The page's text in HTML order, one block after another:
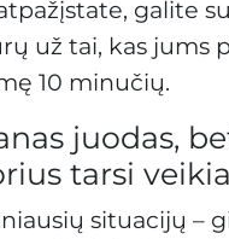
galite
už tai, kas jums
10 minučių.
juodas,
tarsi veikia
situacijų –